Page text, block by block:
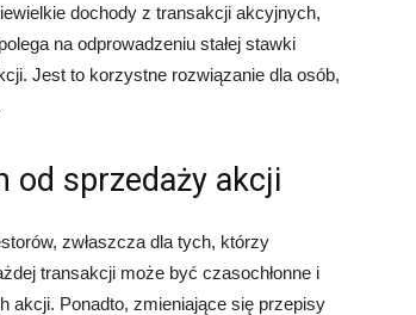
dochody z transakcji akcyjnych,
na odprowadzeniu stałej stawki
Jest to korzystne rozwiązanie dla osób,
od sprzedaży akcji
zwłaszcza dla tych, którzy
transakcji może być czasochłonne i
akcji. Ponadto, zmieniające się przepisy